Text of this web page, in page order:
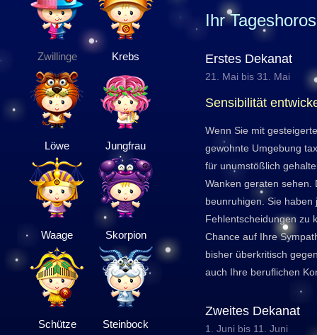
Zwillinge Krebs
Löwe Jungfrau
Waage Skorpion
Schütze Steinbock
Ihr
Erstes Dekanat
21. Mai bis 31. Mai
Sensibilität
Wenn Sie mit
gewohnte Umgebung
für unumstößlich
Wanken geraten sehen.
beunruhigen. Sie haben
Fehlentscheidungen zu
Chance auf Ihre
bisher überkritisch
auch Ihre beruflichen
Zweites Dekanat
1. Juni bis 11. Juni